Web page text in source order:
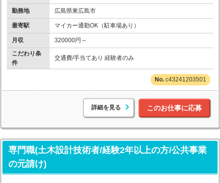
勤務地 広島県東広島市
最寄駅 マイカー通勤OK（駐車場あり）
月収
320000円～
こだわり条
件
交通費/手当てあり 経験者のみ
c43241203501
詳細を見る このお仕事に応募
専門職(土木設計技術者/経験2年以上の方/公共事業
の元請け)